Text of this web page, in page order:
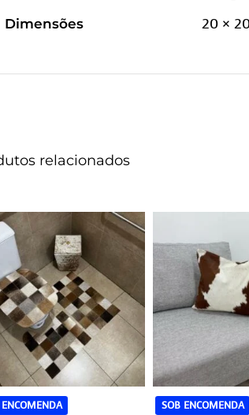
Dimensões 20 ×
relacionados
SOB ENCOMENDA